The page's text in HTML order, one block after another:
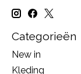
Categorieën
New in
Kleding